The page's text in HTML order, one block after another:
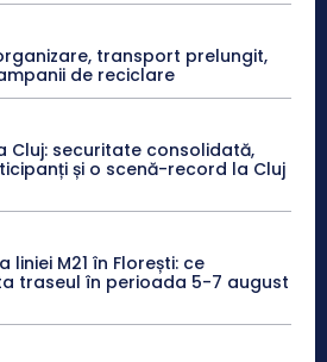
organizare, transport prelungit,
de reciclare
Cluj: securitate consolidată,
și o scenă-record la Cluj
M21 în Florești: ce
traseul în perioada 5-7 august